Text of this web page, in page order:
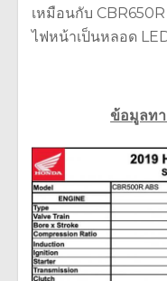
เหมือนกับ
ไฟหน้าเป็นหลอด
ข้อมูลทา